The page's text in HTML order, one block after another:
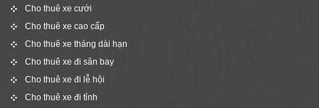
Cho thuê xe cưới
Cho thuê xe cao cấp
Cho thuê xe tháng dài hạn
Cho thuê xe đi sân bay
Cho thuê xe đi lễ hội
Cho thuê xe đi tỉnh